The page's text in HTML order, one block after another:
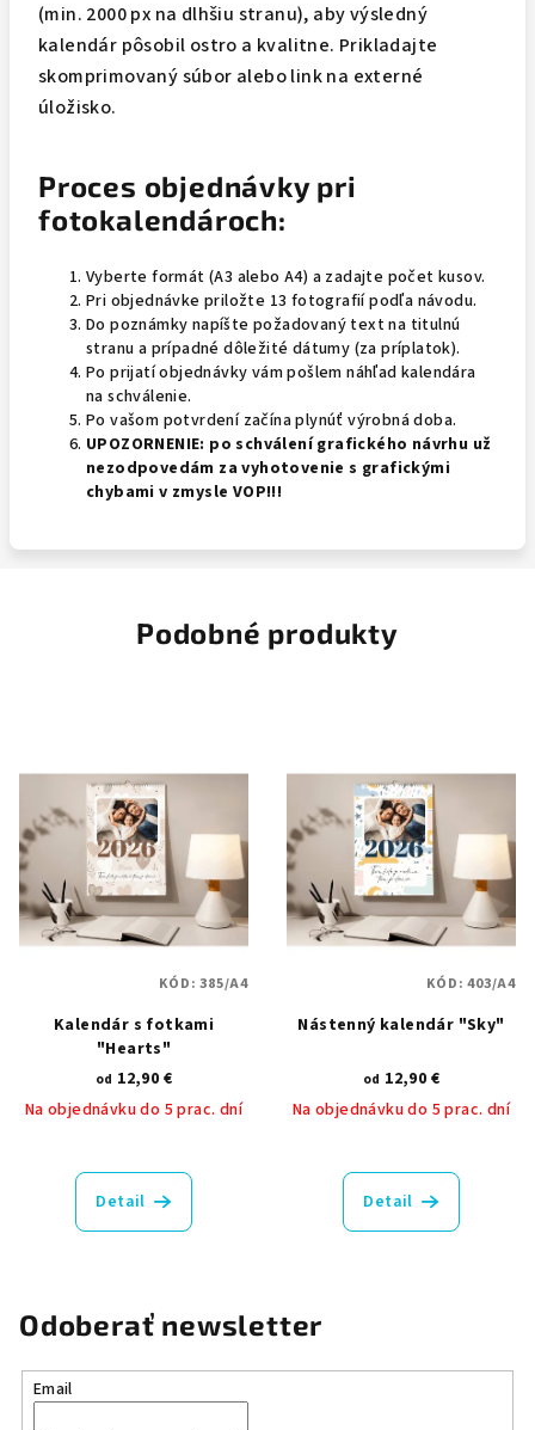
(min. 2000 px na dlhšiu stranu), aby výsledný
kalendár pôsobil ostro a kvalitne. Prikladajte
skomprimovaný súbor alebo link na externé
úložisko.
Proces objednávky pri
fotokalendároch:
Vyberte formát (A3 alebo A4) a zadajte počet kusov.
Pri objednávke priložte 13 fotografií podľa návodu.
Do poznámky napíšte požadovaný text na titulnú
stranu a prípadné dôležité dátumy (za príplatok).
Po prijatí objednávky vám pošlem náhľad kalendára
na schválenie.
Po vašom potvrdení začína plynúť výrobná doba.
UPOZORNENIE: po schválení grafického návrhu už
nezodpovedám za vyhotovenie s grafickými
chybami v zmysle VOP!!!
Podobné produkty
Kalendár s fotkami
"Hearts"
od 12,90 €
Na objednávku do 5 prac. dní
Detail
KÓD:385/A4
Nástenný kalendár "Sky"
od 12,90 €
Na objednávku do 5 prac. dní
Detail
KÓD:403/A4
Odoberať newsletter
Email